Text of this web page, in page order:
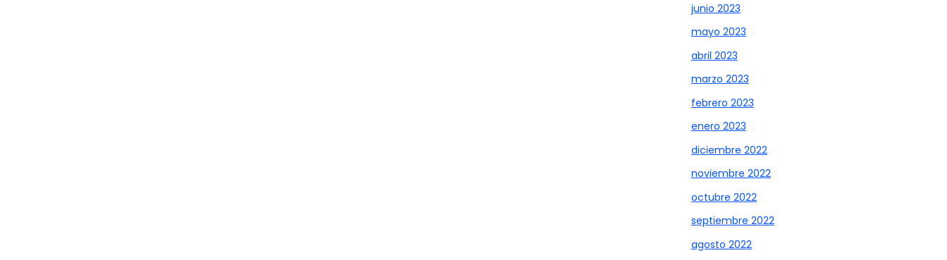
junio 2023
mayo 2023
abril 2023
marzo 2023
febrero 2023
enero 2023
diciembre 2022
noviembre 2022
octubre 2022
septiembre 2022
agosto 2022